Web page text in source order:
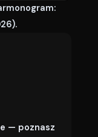
— poznasz